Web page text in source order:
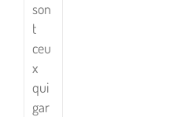
son
t
ceu
x
qui
gar